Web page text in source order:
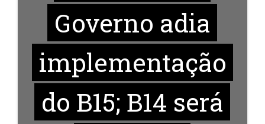
Governo adia
implementação
do B15; B14 será